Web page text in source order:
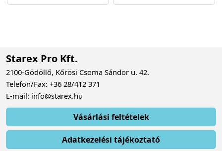
Starex Pro Kft.
2100-Gödöllő, Kőrösi Csoma Sándor u. 42.
Telefon/Fax: +36 28/412 371
E-mail: info@starex.hu
Vásárlási feltételek
Adatkezelési tájékoztató